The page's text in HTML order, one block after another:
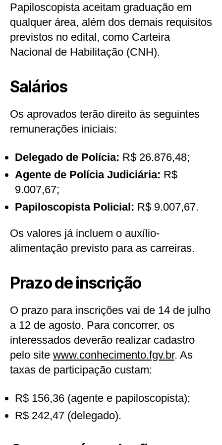
Papiloscopista aceitam graduação em
qualquer área, além dos demais requisitos
previstos no edital, como Carteira
Nacional de Habilitação (CNH).
Salários
Os aprovados terão direito às seguintes
remunerações iniciais:
Delegado de Polícia: R$ 26.876,48;
Agente de Polícia Judiciária: R$
9.007,67;
Papiloscopista Policial: R$ 9.007,67.
Os valores já incluem o auxílio-
alimentação previsto para as carreiras.
Prazo de inscrição
O prazo para inscrições vai de 14 de julho
a 12 de agosto. Para concorrer, os
interessados deverão realizar cadastro
pelo site www.conhecimento.fgv.br. As
taxas de participação custam:
R$ 156,36 (agente e papiloscopista);
R$ 242,47 (delegado).